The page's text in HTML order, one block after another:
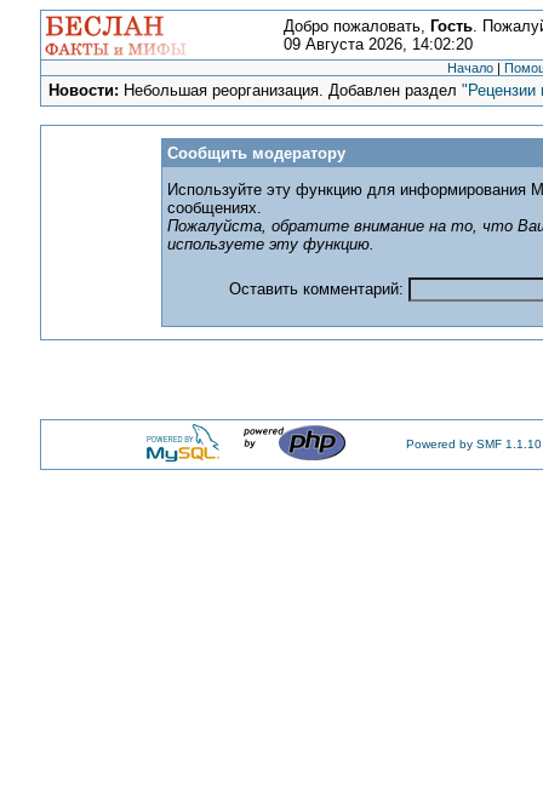
Добро пожаловать, Гость.
09 Августа 2026, 14:02:20
Начало |
Новости: Небольшая реорганизация. Добавлен раздел"Рецензии
Сообщить модератору
Используйте эту функцию для информирования
сообщениях.
Пожалуйста, обратите внимание на то, что
используете эту функцию.
Оставить комментарий:
Powered by SMF 1.1.10